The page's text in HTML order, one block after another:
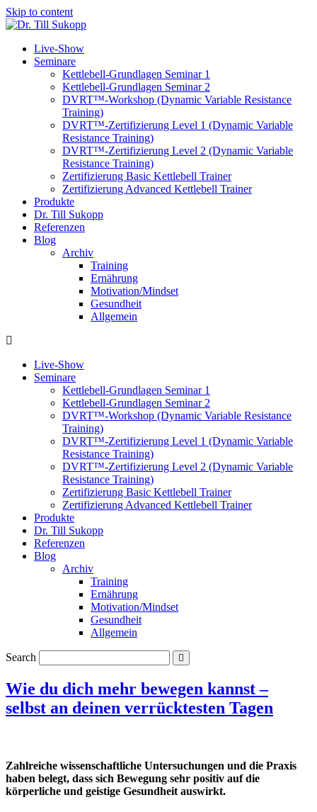
Skip to content
Live-Show
Seminare
Kettlebell-Grundlagen Seminar 1
Kettlebell-Grundlagen Seminar 2
DVRT™-Workshop (Dynamic Variable Resistance
Training)
DVRT™-Zertifizierung Level 1 (Dynamic Variable
Resistance Training)
DVRT™-Zertifizierung Level 2 (Dynamic Variable
Resistance Training)
Zertifizierung Basic Kettlebell Trainer
Zertifizierung Advanced Kettlebell Trainer
Produkte
Dr. Till Sukopp
Referenzen
Blog
Archiv
Training
Ernährung
Motivation/Mindset
Gesundheit
Allgemein
Live-Show
Seminare
Kettlebell-Grundlagen Seminar 1
Kettlebell-Grundlagen Seminar 2
DVRT™-Workshop (Dynamic Variable Resistance
Training)
DVRT™-Zertifizierung Level 1 (Dynamic Variable
Resistance Training)
DVRT™-Zertifizierung Level 2 (Dynamic Variable
Resistance Training)
Zertifizierung Basic Kettlebell Trainer
Zertifizierung Advanced Kettlebell Trainer
Produkte
Dr. Till Sukopp
Referenzen
Blog
Archiv
Training
Ernährung
Motivation/Mindset
Gesundheit
Allgemein
Search
Wie du dich mehr bewegen kannst –
selbst an deinen verrücktesten Tagen
Zahlreiche wissenschaftliche Untersuchungen und die Praxis
haben belegt, dass sich Bewegung sehr positiv auf die
körperliche und geistige Gesundheit auswirkt.